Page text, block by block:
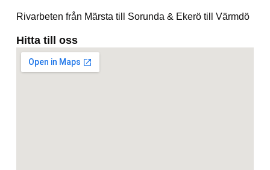
Rivarbeten från Märsta till Sorunda & Ekerö till Värmdö
Hitta till oss